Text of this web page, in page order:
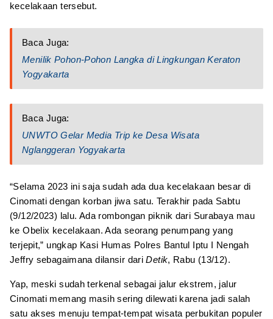
kecelakaan tersebut.
Baca Juga:
Menilik Pohon-Pohon Langka di Lingkungan Keraton
Yogyakarta
Baca Juga:
UNWTO Gelar Media Trip ke Desa Wisata
Nglanggeran Yogyakarta
“Selama 2023 ini saja sudah ada dua kecelakaan besar di
Cinomati dengan korban jiwa satu. Terakhir pada Sabtu
(9/12/2023) lalu. Ada rombongan piknik dari Surabaya mau
ke Obelix kecelakaan. Ada seorang penumpang yang
terjepit,” ungkap Kasi Humas Polres Bantul Iptu I Nengah
Jeffry sebagaimana dilansir dariDetik, Rabu (13/12).
Yap, meski sudah terkenal sebagai jalur ekstrem, jalur
Cinomati memang masih sering dilewati karena jadi salah
satu akses menuju tempat-tempat wisata perbukitan populer